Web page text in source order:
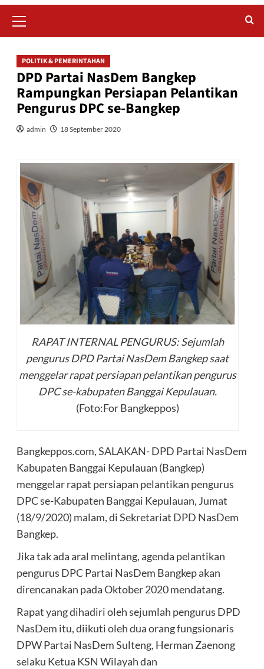
Menu
POLITIK & PEMERINTAHAN
DPD Partai NasDem Bangkep
Rampungkan Persiapan Pelantikan
Pengurus DPC se-Bangkep
admin 18 September 2020
RAPAT INTERNAL PENGURUS: Sejumlah
pengurus DPD Partai NasDem Bangkep saat
menggelar rapat persiapan pelantikan pengurus
DPC se-kabupaten Banggai Kepulauan.
(Foto:For Bangkeppos)
Bangkeppos.com, SALAKAN- DPD Partai NasDem
Kabupaten Banggai Kepulauan (Bangkep)
menggelar rapat persiapan pelantikan pengurus
DPC se-Kabupaten Banggai Kepulauan, Jumat
(18/9/2020) malam, di Sekretariat DPD NasDem
Bangkep.
Jika tak ada aral melintang, agenda pelantikan
pengurus DPC Partai NasDem Bangkep akan
direncanakan pada Oktober 2020 mendatang.
Rapat yang dihadiri oleh sejumlah pengurus DPD
NasDem itu, diikuti oleh dua orang fungsionaris
DPW Partai NasDem Sulteng, Herman Zaenong
selaku Ketua KSN Wilayah dan